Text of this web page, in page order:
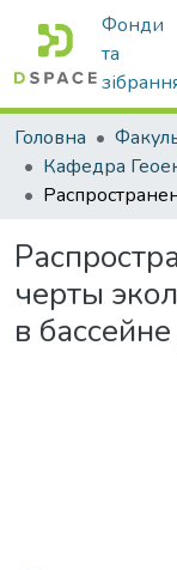
Фонди
та
Головна
черты
в